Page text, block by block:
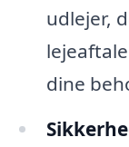
udlejer,
dine